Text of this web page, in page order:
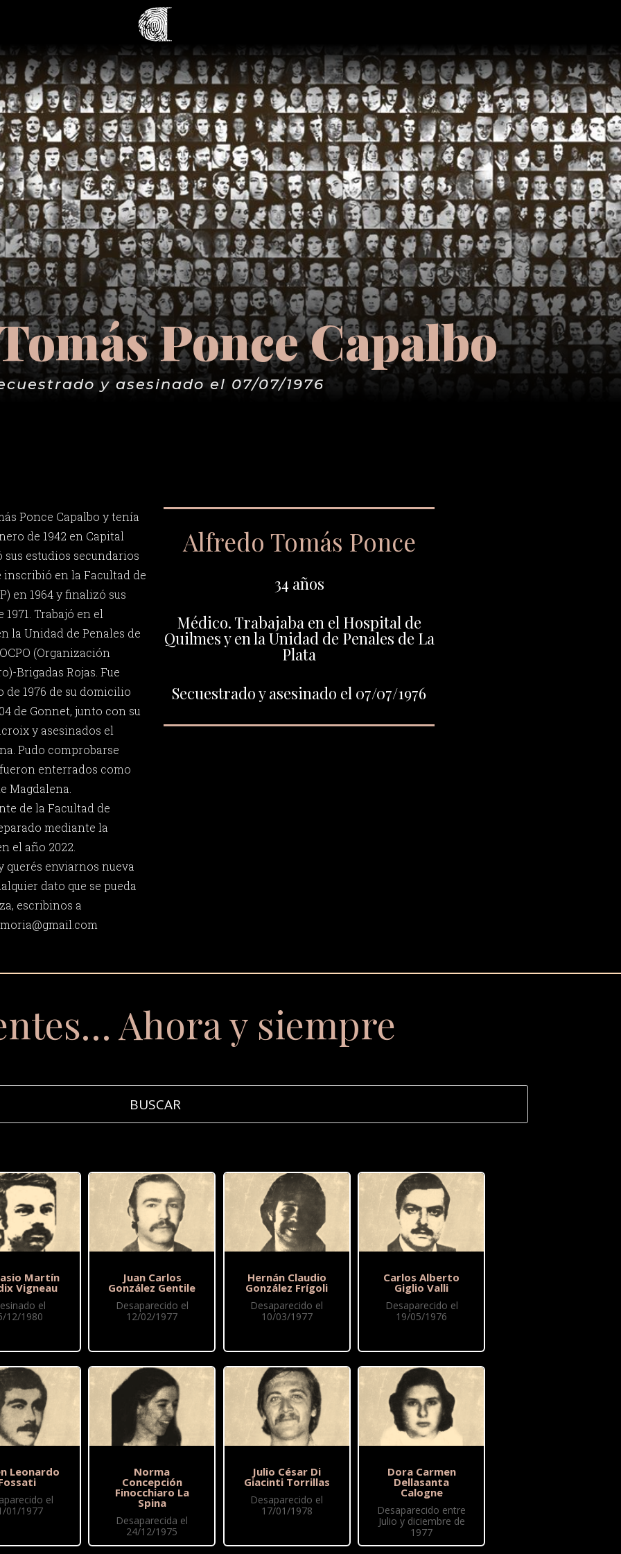
Ponce Capalbo
y asesinado el 07/07/1976
Ponce Capalbo y tenía
de 1942 en Capital
estudios secundarios
inscribió en la Facultad de
en 1964 y finalizó sus
Trabajó en el
la Unidad de Penales de
(Organización
Brigadas Rojas. Fue
de 1976 de su domicilio
de Gonnet, junto con su
y asesinados el
Pudo comprobarse
enterrados como
Magdalena.
de la Facultad de
mediante la
el año 2022.
enviarnos nueva
dato que se pueda
escribinos a
Alfredo Tomás Ponce
34 años
Médico. Trabajaba en el Hospital de
Quilmes y en la Unidad de Penales de La
Plata
Secuestrado y asesinado el 07/07/1976
Ahora y siempre
Martín
Vigneau
el
12/1980
Leonardo
el
01/1977
Juan Carlos
González Gentile
Desaparecido el
12/02/1977
Norma
Concepción
Finocchiaro La
Spina
Desaparecida el
24/12/1975
Hernán Claudio
González Frígoli
Desaparecido el
10/03/1977
Julio César Di
Giacinti Torrillas
Desaparecido el
17/01/1978
Carlos Alberto
Giglio Valli
Desaparecido el
19/05/1976
Dora Carmen
Dellasanta
Calogne
Desaparecido entre
Julio y diciembre de
1977